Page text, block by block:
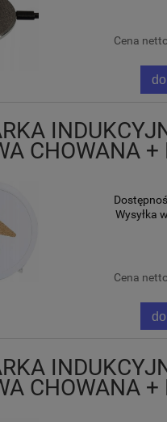
Cena
CHOWANA +
Wysyłka
Cena
CHOWANA +